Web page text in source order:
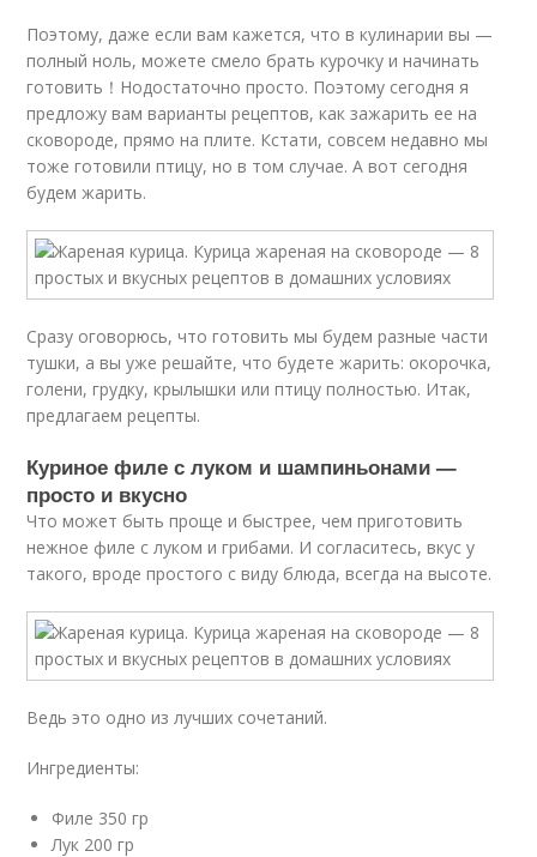
Поэтому, даже если вам кажется, что в кулинарии вы —
полный ноль, можете смело брать курочку и начинать
готовить！Нодостаточно просто. Поэтому сегодня я
предложу вам варианты рецептов, как зажарить ее на
сковороде, прямо на плите. Кстати, совсем недавно мы
тоже готовили птицу, но в том случае. А вот сегодня
будем жарить.
Сразу оговорюсь, что готовить мы будем разные части
тушки, а вы уже решайте, что будете жарить: окорочка,
голени, грудку, крылышки или птицу полностью. Итак,
предлагаем рецепты.
Куриное филе с луком и шампиньонами —
просто и вкусно
Что может быть проще и быстрее, чем приготовить
нежное филе с луком и грибами. И согласитесь, вкус у
такого, вроде простого с виду блюда, всегда на высоте.
Ведь это одно из лучших сочетаний.
Ингредиенты:
Филе 350 гр
Лук 200 гр